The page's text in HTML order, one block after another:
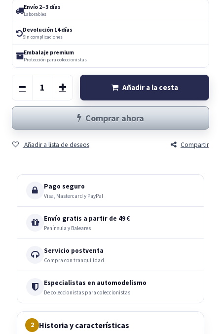
Envío 2–3 días
Laborables
Devolución 14 días
Sin complicaciones
Embalaje premium
Protección para coleccionistas
Añadir a la cesta
Comprar ahora
Añadir a lista de deseos Compartir
Pago seguro
Visa, Mastercard y PayPal
Envío gratis a partir de 49 €
Península y Baleares
Servicio postventa
Compra con tranquilidad
Especialistas en automodelismo
De coleccionistas para coleccionistas
2 Historia y características